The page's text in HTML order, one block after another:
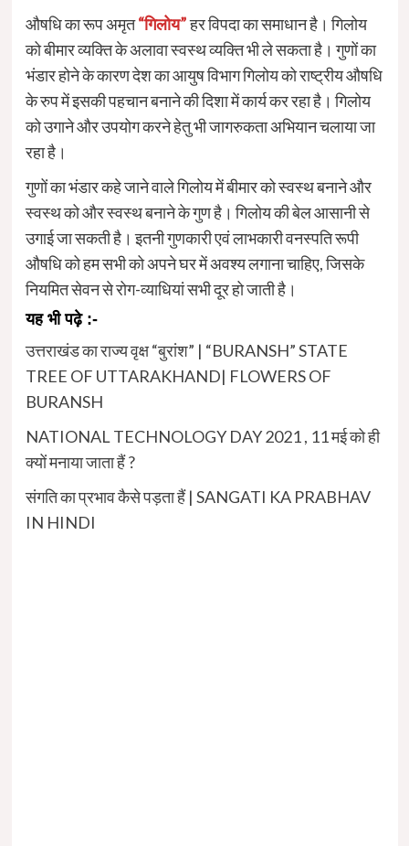
औषधि का रूप अमृत“गिलोय”हर विपदा का समाधान है। गिलोय
को बीमार व्यक्ति के अलावा स्वस्थ व्यक्ति भी ले सकता है। गुणों का
भंडार होने के कारण देश का आयुष विभाग गिलोय को राष्ट्रीय औषधि
के रुप में इसकी पहचान बनाने की दिशा में कार्य कर रहा है। गिलोय
को उगाने और उपयोग करने हेतु भी जागरुकता अभियान चलाया जा
रहा है।
गुणों का भंडार कहे जाने वाले गिलोय में बीमार को स्वस्थ बनाने और
स्वस्थ को और स्वस्थ बनाने के गुण है। गिलोय की बेल आसानी से
उगाई जा सकती है। इतनी गुणकारी एवं लाभकारी वनस्पति रूपी
औषधि को हम सभी को अपने घर में अवश्य लगाना चाहिए, जिसके
नियमित सेवन से रोग-व्याधियां सभी दूर हो जाती है।
यह भी पढ़े :-
उत्तराखंड का राज्य वृक्ष “बुरांश” | “BURANSH” STATE
TREE OF UTTARAKHAND| FLOWERS OF
BURANSH
NATIONAL TECHNOLOGY DAY 2021 , 11 मई को ही
क्यों मनाया जाता हैं ?
संगति का प्रभाव कैसे पड़ता हैं | SANGATI KA PRABHAV
IN HINDI